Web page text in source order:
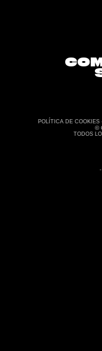
POLÍTICA DE COOKIES
©
TODOS